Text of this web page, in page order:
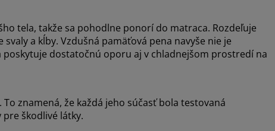
tela, takže sa pohodlne ponorí do matraca. Rozdeľuje
a kĺby. Vzdušná pamäťová pena navyše nie je
dostatočnú oporu aj v chladnejšom prostredí na
To znamená, že každá jeho súčasť bola testovaná
škodlivé látky.